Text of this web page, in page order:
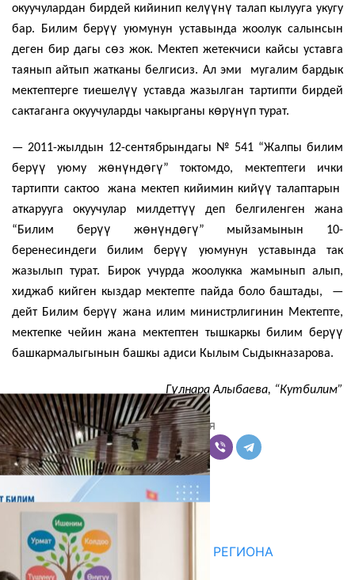
окуучулардан бирдей кийинип келүүнү талап кылууга укугу
бар. Билим берүү уюмунун уставында жоолук салынсын
деген бир дагы сөз жок. Мектеп жетекчиси кайсы уставга
таянып айтып жатканы белгисиз. Ал эми мугалим бардык
мектептерге тиешелүү уставда жазылган тартипти бирдей
сактаганга окуучуларды чакырганы көрүнүп турат.
— 2011-жылдын 12-сентябрындагы № 541 “Жалпы билим
берүү уюму жөнүндөгү” токтомдо, мектептеги ички
тартипти сактоо жана мектеп кийимин кийүү талаптарын
аткарууга окуучулар милдеттүү деп белгиленген жана
“Билим берүү жөнүндөгү” мыйзамынын 10-
беренесиндеги билим берүү уюмунун уставында так
жазылып турат. Бирок учурда жоолукка жамынып алып,
хиджаб кийген кыздар мектепте пайда боло баштады, —
дейт Билим берүү жана илим министрлигинин Мектепте,
мектепке чейин жана мектептен тышкаркы билим берүү
башкармалыгынын башкы адиси Кылым Сыдыкназарова.
Гүлнара Алыбаева, “Кутбилим”
Поделиться
Комментарии
Последние новости
ДЛЯ МЕТОДИСТОВ ЮЖНОГО РЕГИОНА
НАЧАЛОСЬ ОБУЧЕНИЕ